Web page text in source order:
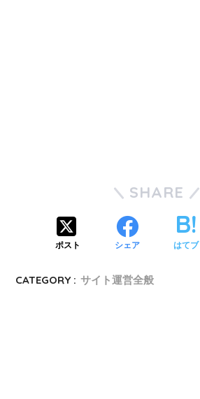
SHARE
ポスト シェア はてブ
CATEGORY : サイト運営全般